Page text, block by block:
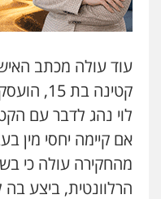
עו"ד
גיל
פלילי
קטינה בת
לוי נהג לדבר עם
אם קיימה יחסי מין
מהחקירה עולה כי
הרלוונטית, ביצע בה